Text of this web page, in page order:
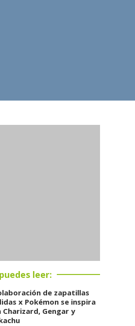
leer:
de zapatillas
x Pokémon se inspira
Charizard, Gengar y